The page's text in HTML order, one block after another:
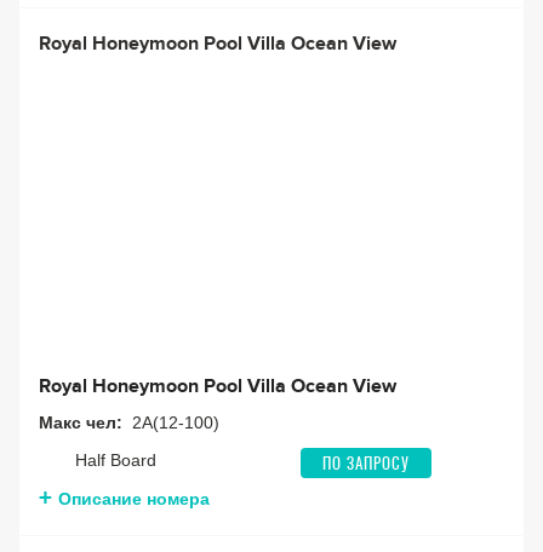
Royal Honeymoon Pool Villa Ocean View
Royal Honeymoon Pool Villa Ocean View
Макс чел: 2A(12-100)
Half Board
ПО ЗАПРОСУ
Описание номера